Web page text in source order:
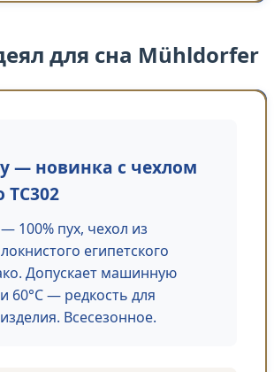
для сна Mühldorfer
— новинка с чехлом
— 100% пух, чехол из
египетского
Допускает машинную
60°C — редкость для
Всесезонное.